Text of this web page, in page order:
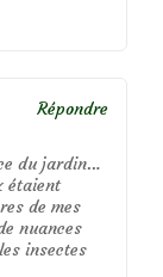
du jardin…
étaient
de mes
nuances
insectes
Répondre